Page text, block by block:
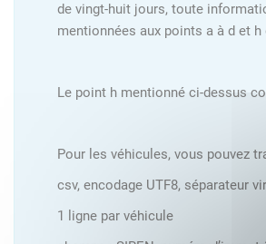
de vingt-huit jours, toute
mentionnées aux points a à d et
Le point h mentionné ci-dessus
Pour les véhicules, vous pouvez
csv, encodage UTF8, séparateur
1 ligne par véhicule